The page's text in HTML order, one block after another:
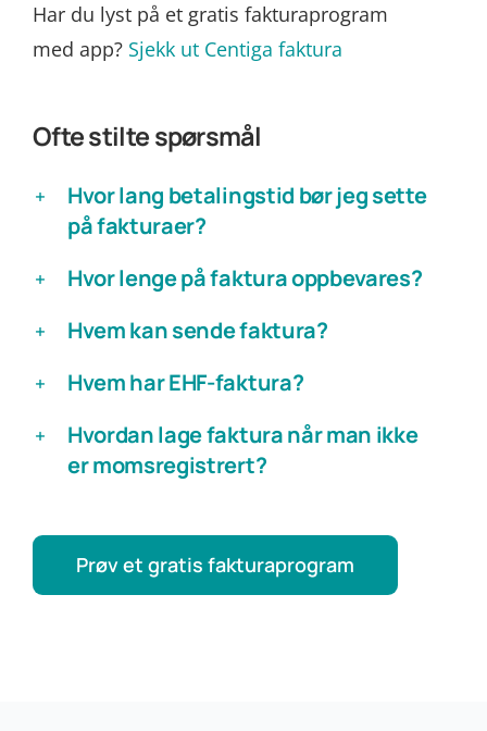
Har du lyst på et gratis fakturaprogram
med app? Sjekk ut Centiga faktura
Ofte stilte spørsmål
Hvor lang betalingstid bør jeg sette
på fakturaer?
Hvor lenge på faktura oppbevares?
Hvem kan sende faktura?
Hvem har EHF-faktura?
Hvordan lage faktura når man ikke
er momsregistrert?
Prøv et gratis fakturaprogram